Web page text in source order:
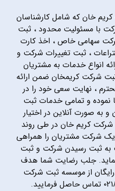
خان که شامل کارشناسان
با مسئولیت محدود ، ثبت
سهامی خاص ، اخذ کارت
، ثبت تغییرات شرکت و
انواع خدمات به مشتریان
شرکت کریمخان ضمن ارائه
، نهایت سعی خود را در
و تمامی خدمات ثبت
به صورت آنلاین در اختیار
کریم خان در طی روند
یک شرکت مشتریان را همراهی
به ثبت رسیدن شرکت و ثبت
نماید. جلب رضایت شما هدف
از موسسه ثبت شرکت